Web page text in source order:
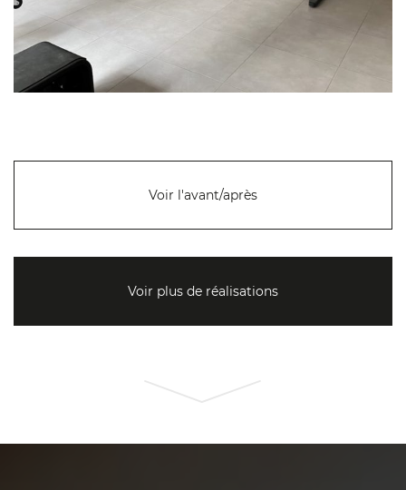
Voir l'avant/après
Voir plus de réalisations